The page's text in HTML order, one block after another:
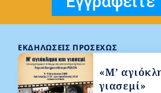
ΕΚΔΗΛΏΣΕΙΣ ΠΡΟΣΕΧΏΣ
«Μ’
γιασεμί»